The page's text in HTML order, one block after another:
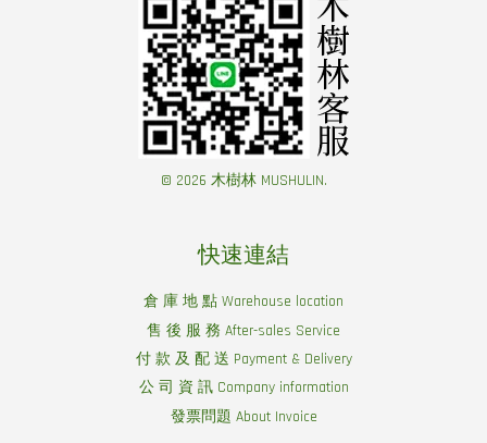
© 2026 木樹林 MUSHULIN.
快速連結
倉 庫 地 點 Warehouse location
售 後 服 務 After-sales Service
付 款 及 配 送 Payment & Delivery
公 司 資 訊 Company information
發票問題 About Invoice